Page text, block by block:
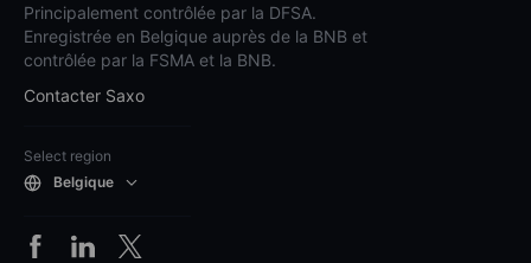
Principalement contrôlée par la DFSA.
Enregistrée en Belgique auprès de la BNB et
contrôlée par la FSMA et la BNB.
Contacter Saxo
Select region
Belgique